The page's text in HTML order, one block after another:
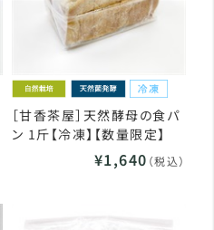
［甘香茶屋］天然酵母の食パ
ン 1斤【冷凍】【数量限定】
¥1,640 （税込）